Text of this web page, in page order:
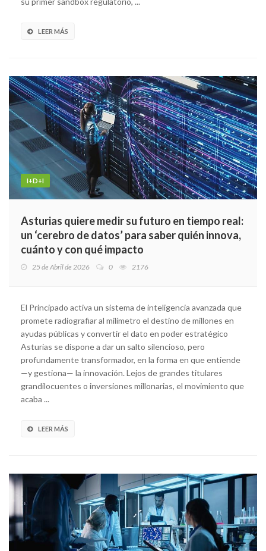
LEER MÁS
I+D+I
Asturias quiere medir su futuro en tiempo real:
un ‘cerebro de datos’ para saber quién innova,
cuánto y con qué impacto
25 de Abril de 2026 0 2176
El Principado activa un sistema de inteligencia avanzada que
promete radiografiar al milímetro el destino de millones en
ayudas públicas y convertir el dato en poder estratégico
Asturias se dispone a dar un salto silencioso, pero
profundamente transformador, en la forma en que entiende
—y gestiona— la innovación. Lejos de grandes titulares
grandilocuentes o inversiones millonarias, el movimiento que
acaba ...
LEER MÁS